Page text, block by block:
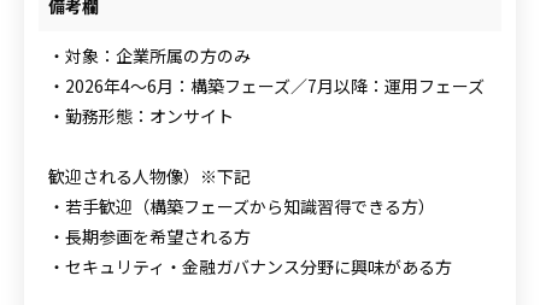
備考欄
・対象：企業所属の方のみ
・2026年4～6月：構築フェーズ／7月以降：運用フェーズ
・勤務形態：オンサイト
歓迎される人物像）※下記
・若手歓迎（構築フェーズから知識習得できる方）
・長期参画を希望される方
・セキュリティ・金融ガバナンス分野に興味がある方